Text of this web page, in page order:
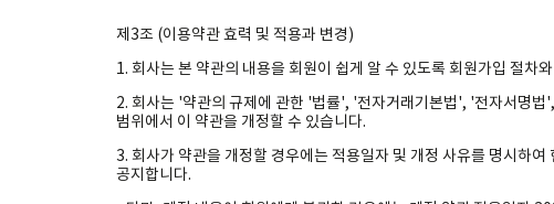
제3조 (이용약관 효력 및 적용과 변경)
1. 회사는 본 약관의 내용을 회원이 쉽게 알 수 있도록 회원가입 절차
2. 회사는 '약관의 규제에 관한 '법률', '전자거래기본법', '전자서명
범위에서 이 약관을 개정할 수 있습니다.
3. 회사가 약관을 개정할 경우에는 적용일자 및 개정 사유를 명시하
공지합니다.